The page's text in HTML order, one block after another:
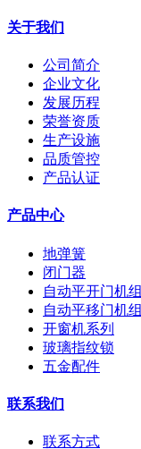
关于我们
公司简介
企业文化
发展历程
荣誉资质
生产设施
品质管控
产品认证
产品中心
地弹簧
闭门器
自动平开门机组
自动平移门机组
开窗机系列
玻璃指纹锁
五金配件
联系我们
联系方式